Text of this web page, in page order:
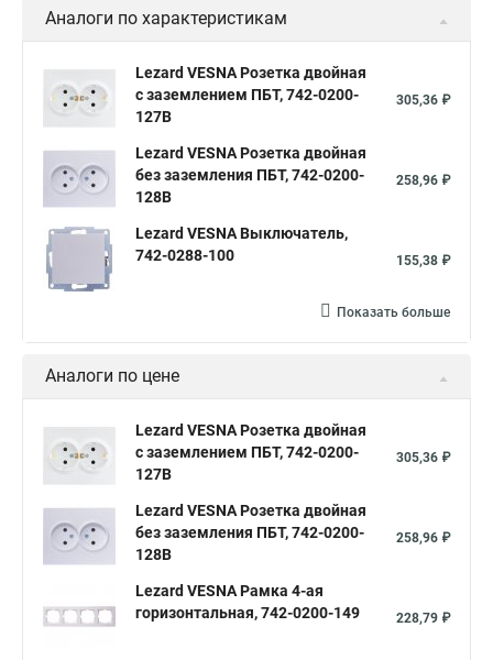
Аналоги по характеристикам
Lezard VESNA Розетка двойная
с заземлением ПБТ, 742-0200-
127B
305,36 ₽
Lezard VESNA Розетка двойная
без заземления ПБТ, 742-0200-
128B
258,96 ₽
Lezard VESNA Выключатель,
742-0288-100
155,38 ₽
Показать больше
Аналоги по цене
Lezard VESNA Розетка двойная
с заземлением ПБТ, 742-0200-
127B
305,36 ₽
Lezard VESNA Розетка двойная
без заземления ПБТ, 742-0200-
128B
258,96 ₽
Lezard VESNA Рамка 4-ая
горизонтальная, 742-0200-149
228,79 ₽